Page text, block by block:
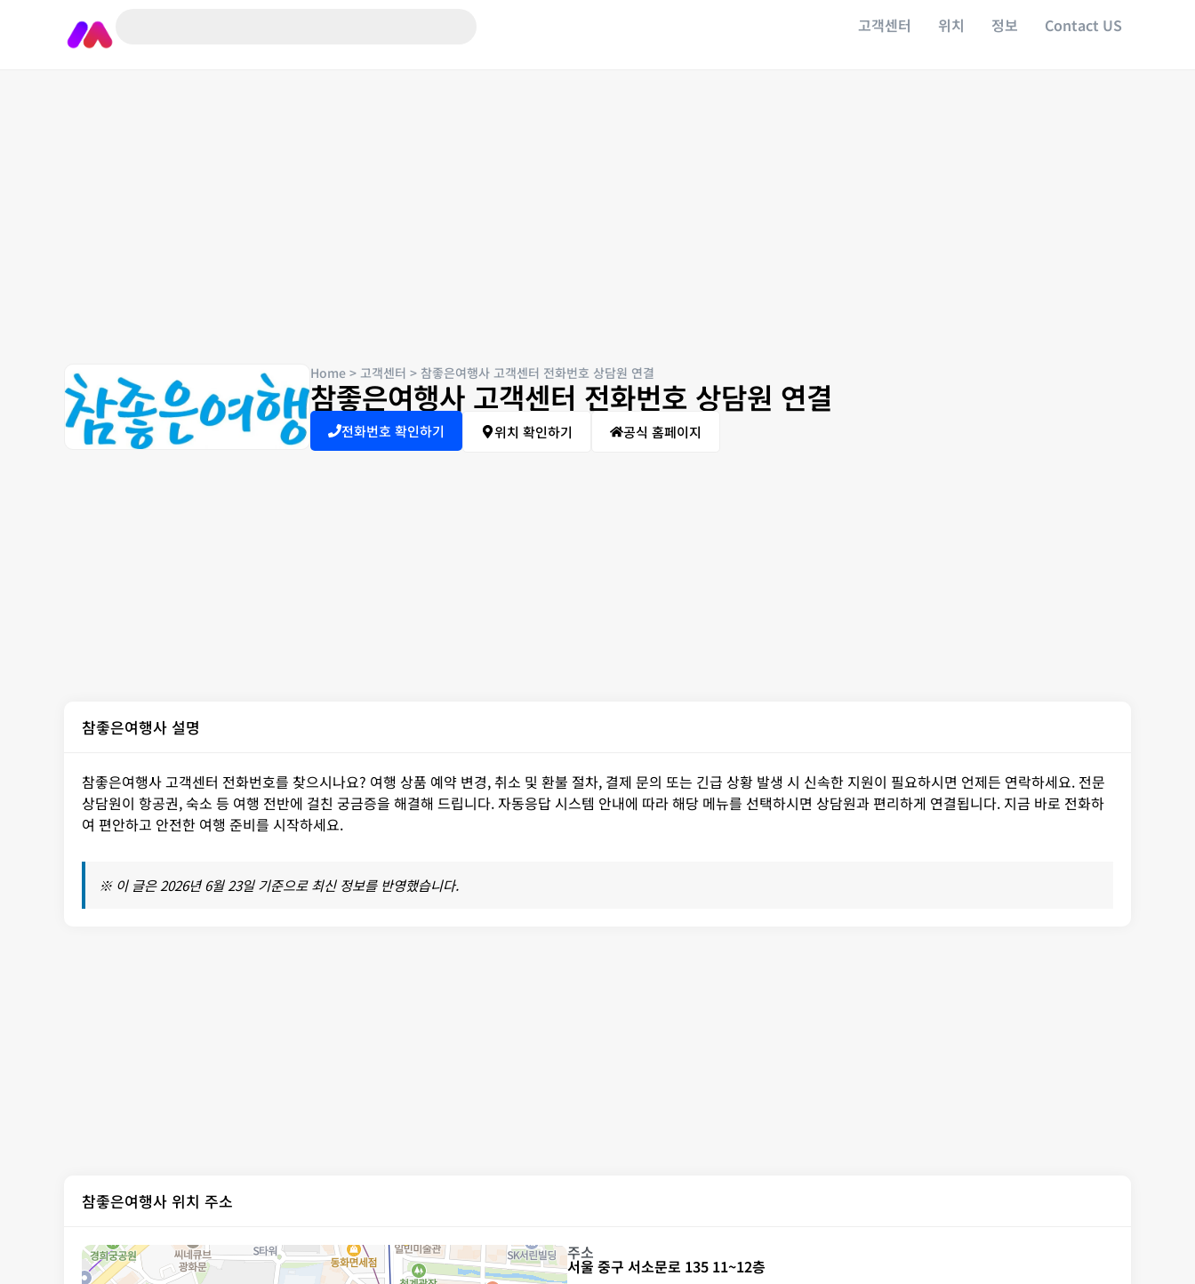
고객센터 위치 정보 Contact US
Home> 고객센터 > 참좋은여행사 고객센터 전화번호 상담원 연결
참좋은여행사 고객센터 전화번호 상담원 연결
전화번호 확인하기 위치 확인하기 공식 홈페이지
참좋은여행사 설명
참좋은여행사 고객센터 전화번호를 찾으시나요? 여행 상품 예약 변경, 취소 및 환불 절차, 결제 문의 또는 긴급 상황 발생 시 신속한 지원이 필요하시면 언제든 연락하세요. 전문
상담원이 항공권, 숙소 등 여행 전반에 걸친 궁금증을 해결해 드립니다. 자동응답 시스템 안내에 따라 해당 메뉴를 선택하시면 상담원과 편리하게 연결됩니다. 지금 바로 전화하
여 편안하고 안전한 여행 준비를 시작하세요.
※ 이 글은 2026년 6월 23일 기준으로 최신 정보를 반영했습니다.
참좋은여행사 위치 주소
주소
서울 중구 서소문로 135 11~12층